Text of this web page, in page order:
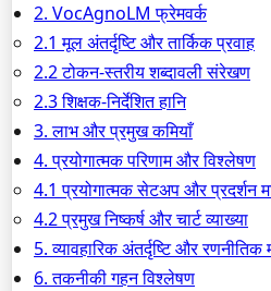
2. VocAgnoLM फ्रेमवर्क
2.1 मूल अंतर्दृष्टि और तार्किक प्रवाह
2.2 टोकन-स्तरीय शब्दावली संरेखण
2.3 शिक्षक-निर्देशित हानि
3. लाभ और प्रमुख कमियाँ
4. प्रयोगात्मक परिणाम और विश्लेषण
4.1 प्रयोगात्मक सेटअप और प्रदर्शन
4.2 प्रमुख निष्कर्ष और चार्ट व्याख्या
5. व्यावहारिक अंतर्दृष्टि और रणनीतिक
6. तकनीकी गहन विश्लेषण